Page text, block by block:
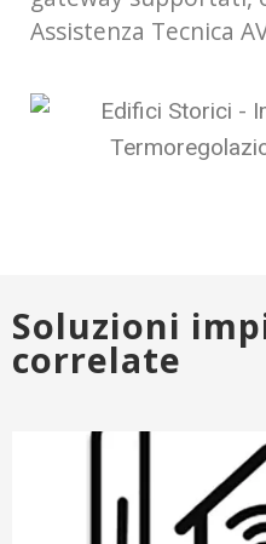
Assistenza Tecnica
Soluzioni
correlate